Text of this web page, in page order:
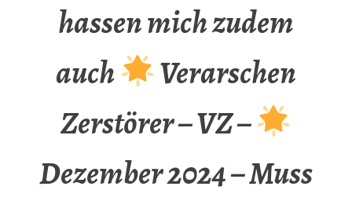
hassen mich zudem
auch
Verarschen
Zerstörer – VZ –
Dezember 2024 – Muss